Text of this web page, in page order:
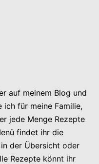
auf meinem Blog und
für meine Familie,
jede Menge Rezepte
findet ihr die
der Übersicht oder
Rezepte könnt ihr